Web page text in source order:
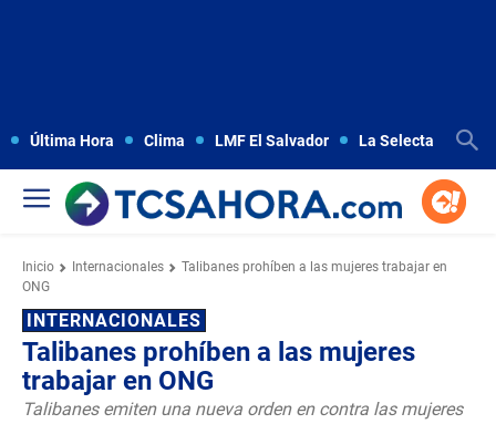
Última Hora Clima LMF El Salvador La Selecta
Inicio Internacionales
Talibanes prohíben a las mujeres trabajar en
ONG
INTERNACIONALES
Talibanes prohíben a las mujeres
trabajar en ONG
Talibanes emiten una nueva orden en contra las mujeres